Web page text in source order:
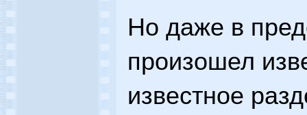
Но даже в
произошел
известное